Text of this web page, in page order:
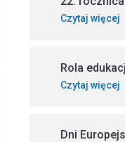
Czytaj więcej
Rola
Czytaj więcej
Dni